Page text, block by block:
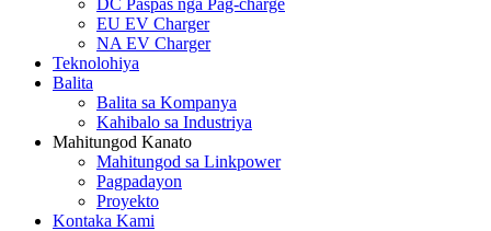
DC Paspas nga Pag-charge
EU EV Charger
NA EV Charger
Teknolohiya
Balita
Balita sa Kompanya
Kahibalo sa Industriya
Mahitungod Kanato
Mahitungod sa Linkpower
Pagpadayon
Proyekto
Kontaka Kami